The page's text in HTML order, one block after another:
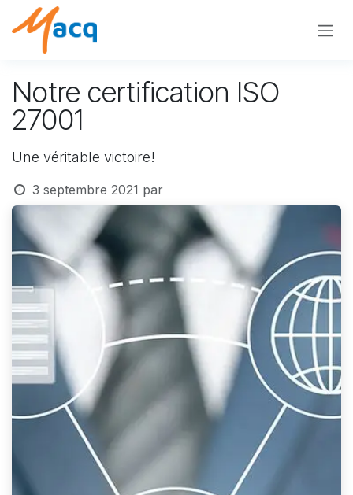
Se rendre au contenu
Notre certification ISO
27001 ​
Une véritable victoire!
3 septembre 2021 par